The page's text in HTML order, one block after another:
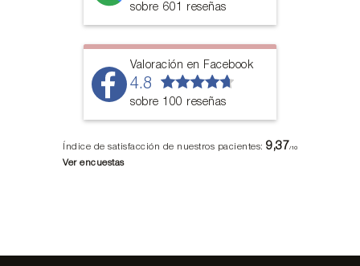
sobre 601 reseñas
Valoración en Facebook
4.8
sobre 100 reseñas
Índice de satisfacción de nuestros pacientes:9,37/10
Ver encuestas